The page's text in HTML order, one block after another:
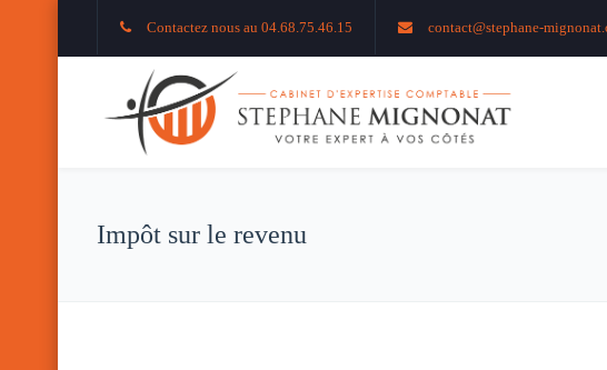
Contactez nous au 04.68.75.46.15 contact@stephane-
Impôt sur le revenu